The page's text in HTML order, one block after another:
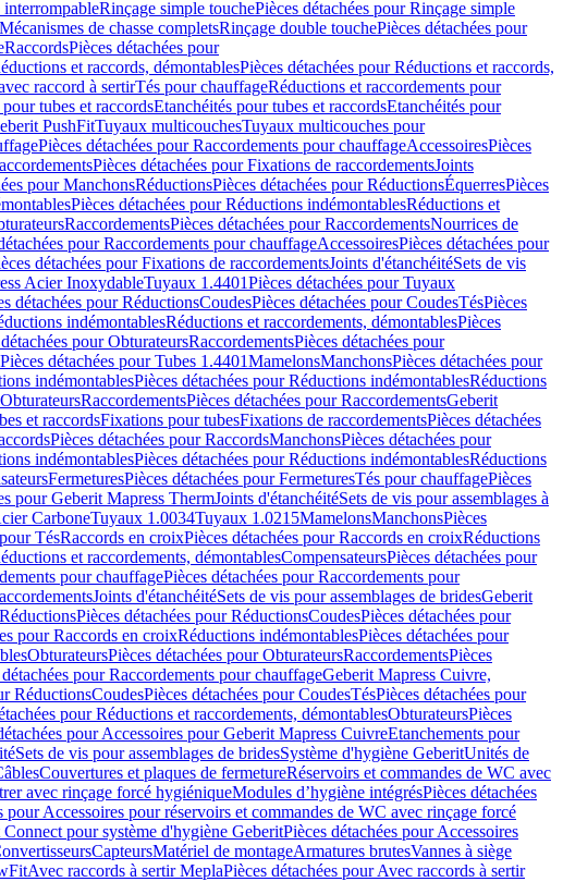
interrompableRinçage simple touchePièces détachées pour Rinçage simple
de chasse completsRinçage double touchePièces détachées pour
RaccordsPièces détachées pour
et raccords, démontablesPièces détachées pour Réductions et raccords,
raccord à sertirTés pour chauffageRéductions et raccordements pour
tubes et raccordsEtanchéités pour tubes et raccordsEtanchéités pour
PushFitTuyaux multicouchesTuyaux multicouches pour
Pièces détachées pour Raccordements pour chauffageAccessoiresPièces
Pièces détachées pour Fixations de raccordementsJoints
pour ManchonsRéductionsPièces détachées pour RéductionsÉquerresPièces
Pièces détachées pour Réductions indémontablesRéductions et
RaccordementsPièces détachées pour RaccordementsNourrices de
pour Raccordements pour chauffageAccessoiresPièces détachées pour
détachées pour Fixations de raccordementsJoints d'étanchéitéSets de vis
Acier InoxydableTuyaux 1.4401Pièces détachées pour Tuyaux
détachées pour RéductionsCoudesPièces détachées pour CoudesTésPièces
indémontablesRéductions et raccordements, démontablesPièces
pour ObturateursRaccordementsPièces détachées pour
Pièces détachées pour Tubes 1.4401MamelonsManchonsPièces détachées pour
indémontablesPièces détachées pour Réductions indémontablesRéductions
RaccordementsPièces détachées pour RaccordementsGeberit
et raccordsFixations pour tubesFixations de raccordementsPièces détachées
Pièces détachées pour RaccordsManchonsPièces détachées pour
indémontablesPièces détachées pour Réductions indémontablesRéductions
FermeturesPièces détachées pour FermeturesTés pour chauffagePièces
pour Geberit Mapress ThermJoints d'étanchéitéSets de vis pour assemblages à
CarboneTuyaux 1.0034Tuyaux 1.0215MamelonsManchonsPièces
TésRaccords en croixPièces détachées pour Raccords en croixRéductions
et raccordements, démontablesCompensateursPièces détachées pour
pour chauffagePièces détachées pour Raccordements pour
Joints d'étanchéitéSets de vis pour assemblages de bridesGeberit
RéductionsPièces détachées pour RéductionsCoudesPièces détachées pour
pour Raccords en croixRéductions indémontablesPièces détachées pour
ObturateursPièces détachées pour ObturateursRaccordementsPièces
pour Raccordements pour chauffageGeberit Mapress Cuivre,
RéductionsCoudesPièces détachées pour CoudesTésPièces détachées pour
pour Réductions et raccordements, démontablesObturateursPièces
pour Accessoires pour Geberit Mapress CuivreEtanchements pour
Sets de vis pour assemblages de bridesSystème d'hygiène GeberitUnités de
Couvertures et plaques de fermetureRéservoirs et commandes de WC avec
avec rinçage forcé hygiéniqueModules d’hygiène intégrésPièces détachées
pour Accessoires pour réservoirs et commandes de WC avec rinçage forcé
pour système d'hygiène GeberitPièces détachées pour Accessoires
CapteursMatériel de montageArmatures brutesVannes à siège
Avec raccords à sertir MeplaPièces détachées pour Avec raccords à sertir